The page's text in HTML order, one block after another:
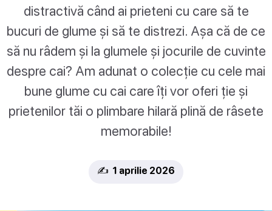
distractivă când ai prieteni cu care să te
bucuri de glume și să te distrezi. Așa că de ce
să nu râdem și la glumele și jocurile de cuvinte
despre cai? Am adunat o colecție cu cele mai
bune glume cu cai care îți vor oferi ție și
prietenilor tăi o plimbare hilară plină de râsete
memorabile!
✍️ 1 aprilie 2026